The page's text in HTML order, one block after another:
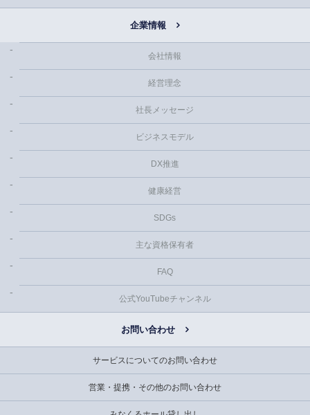
企業情報
会社情報
経営理念
社長メッセージ
ビジネスモデル
DX推進
健康経営
SDGs
主な資格保有者
FAQ
公式YouTubeチャンネル
お問い合わせ
サービスについてのお問い合わせ
営業・提携・その他のお問い合わせ